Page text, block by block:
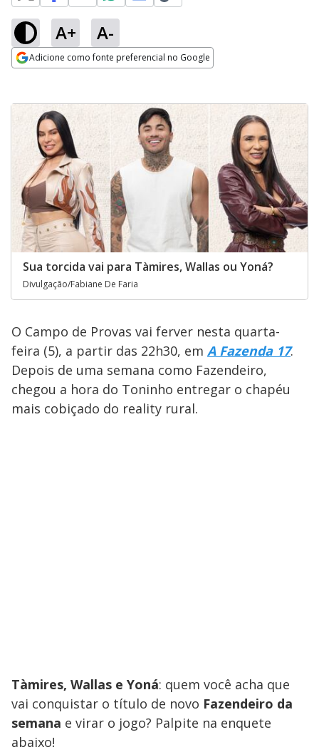
A+ A-
Adicione como fonte preferencial no Google
Sua torcida vai para Tàmires, Wallas ou Yoná?
Divulgação/Fabiane De Faria
O Campo de Provas vai ferver nesta quarta-
feira (5), a partir das 22h30, em A Fazenda 17.
Depois de uma semana como Fazendeiro,
chegou a hora do Toninho entregar o chapéu
mais cobiçado do reality rural.
Tàmires, Wallas e Yoná: quem você acha que
vai conquistar o título de novo Fazendeiro da
semana e virar o jogo? Palpite na enquete
abaixo!